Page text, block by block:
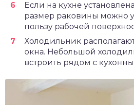
Если на кухне
размер раковины можно
пользу рабочей
Холодильник
окна. Небольшой
встроить рядом с